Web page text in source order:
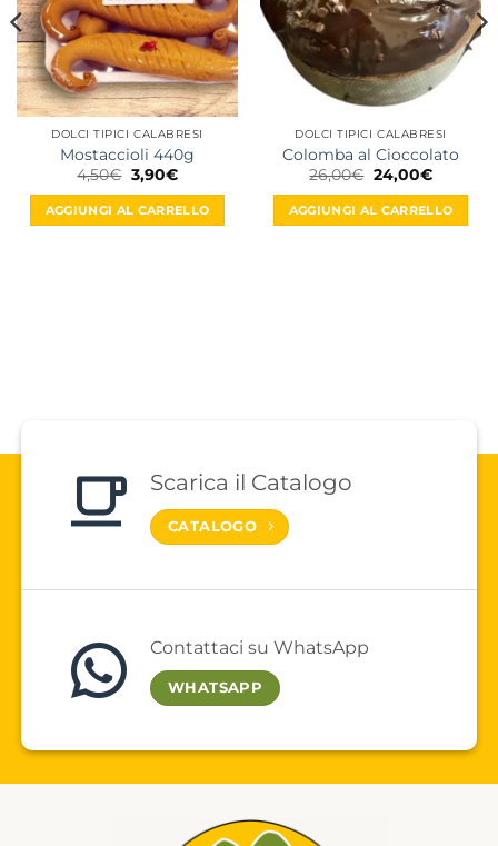
DOLCI TIPICI CALABRESI
Mostaccioli 440g
4,50€ Il
prezzo
originale
era:
4,50€.
3,90€Il
attuale
è:
3,90€.
AGGIUNGI AL CARRELLO
DOLCI TIPICI CALABRESI
Colomba al Cioccolato
26,00€ Il
prezzo
originale
era:
26,00€.
24,00€Il
attuale
è:
24,00€.
AGGIUNGI AL CARRELLO
Scarica il Catalogo
CATALOGO
Contattaci su WhatsApp
WHATSAPP